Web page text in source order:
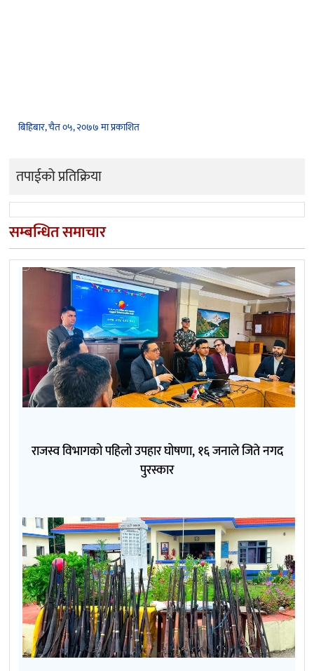
बिहिबार, चैत ०५, २०७७ मा प्रकाशित
तपाईको प्रतिक्रिया
सम्बन्धित समाचार
राजस्व विभागको पहिलो उपहार घोषणा, १६ जनाले जिते नगद
पुरस्कार